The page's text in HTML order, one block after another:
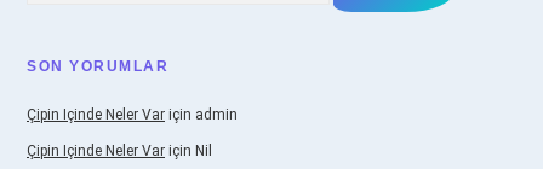
SON YORUMLAR
Çipin Içinde Neler Var için admin
Çipin Içinde Neler Var için Nil